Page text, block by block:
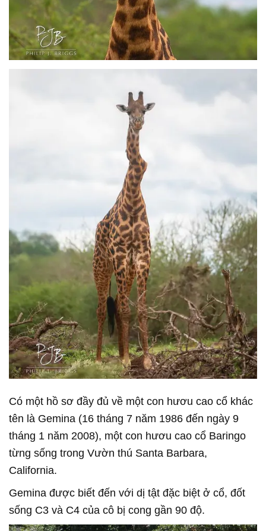
Có một hồ sơ đầy đủ về một con hươu cao cổ khác
tên là Gemina (16 tháng 7 năm 1986 đến ngày 9
tháng 1 năm 2008), một con hươu cao cổ Baringo
từng sống trong Vườn thú Santa Barbara,
California.
Gemina được biết đến với dị tật đặc biệt ở cổ, đốt
sống C3 và C4 của cô bị cong gần 90 độ.